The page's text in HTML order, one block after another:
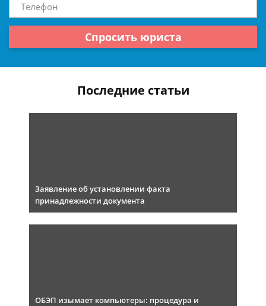
Спросить юриста
Последние статьи
Заявление об установлении факта
принадлежности документа
ОБЭП изымает компьютеры: процедура и